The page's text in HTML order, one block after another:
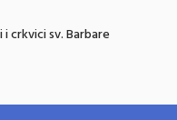
crkvici sv. Barbare